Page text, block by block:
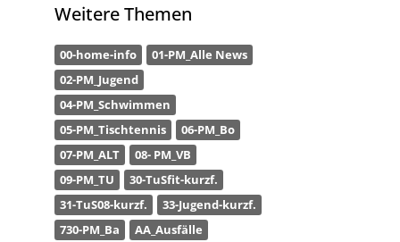
Weitere Themen
00-home-info
01-PM_Alle News
02-PM_Jugend
04-PM_Schwimmen
05-PM_Tischtennis
06-PM_Bo
07-PM_ALT
08- PM_VB
09-PM_TU
30-TuSfit-kurzf.
31-TuS08-kurzf.
33-Jugend-kurzf.
730-PM_Ba
AA_Ausfälle